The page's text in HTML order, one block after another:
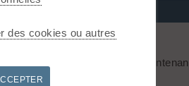
mots n'importe où.
retourne tous les messages
des cookies ou autres